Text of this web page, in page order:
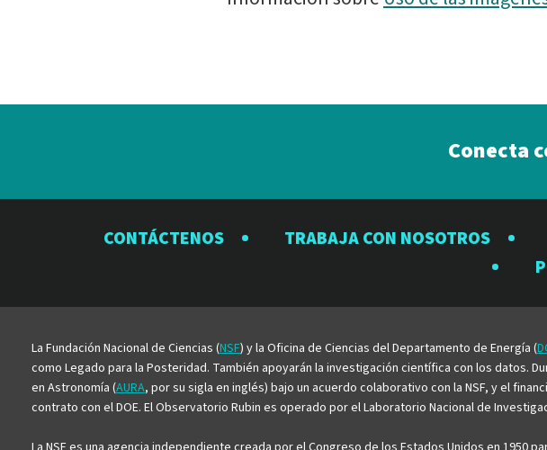
Conecta
CONTÁCTENOS TRABAJA CON NOSOTROS
La Fundación Nacional de Ciencias (NSF) y la Oficina de Ciencias del Departamento de Energía (
como Legado para la Posteridad. También apoyarán la investigación científica con los datos.
en Astronomía (AURA, por su sigla en inglés) bajo un acuerdo colaborativo con la NSF, y el
contrato con el DOE. El Observatorio Rubin es operado por el Laboratorio Nacional de